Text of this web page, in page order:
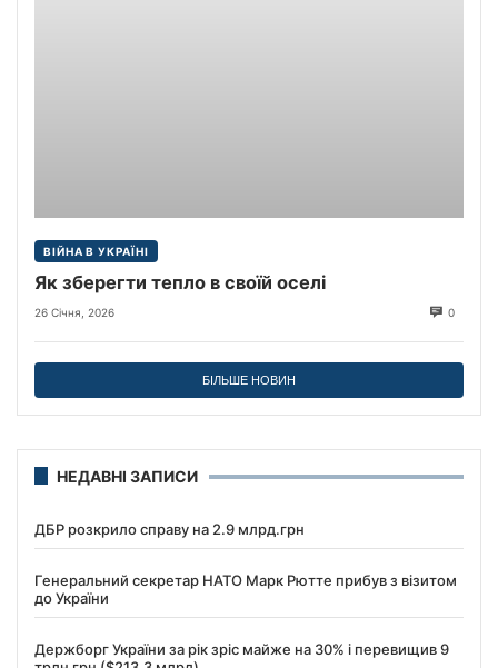
ВІЙНА В УКРАЇНІ
Як зберегти тепло в своїй оселі
26 Січня, 2026 0
БІЛЬШЕ НОВИН
НЕДАВНІ ЗАПИСИ
ДБР розкрило справу на 2.9 млрд.грн
Генеральний секретар НАТО Марк Рютте прибув з візитом
до України
Держборг України за рік зріс майже на 30% і перевищив 9